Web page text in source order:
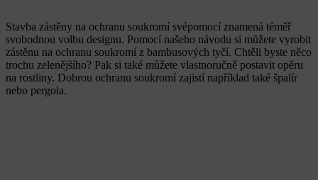
Stavba zástěny na ochranu soukromí svépomocí znamená téměř
svobodnou volbu designu. Pomocí našeho návodu si můžete vyrobit
zástěnu na ochranu soukromí z bambusových tyčí. Chtěli byste něco
trochu zelenějšího? Pak si také můžete vlastnoručně postavit opěru
na rostliny. Dobrou ochranu soukromí zajistí například také špalír
nebo pergola.